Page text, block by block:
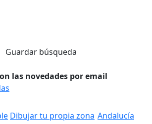
Guardar búsqueda
las novedades por email
Dibujar tu propia zona Andalucía